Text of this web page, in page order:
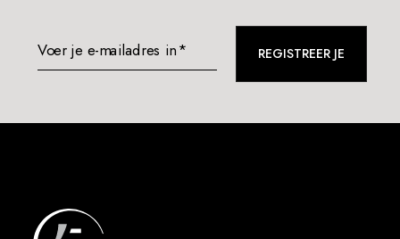
Voer je e-mailadres in* REGISTREER JE